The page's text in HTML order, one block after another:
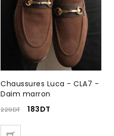
Chaussures Luca - CLA7 -
Daim marron
229DT 183DT